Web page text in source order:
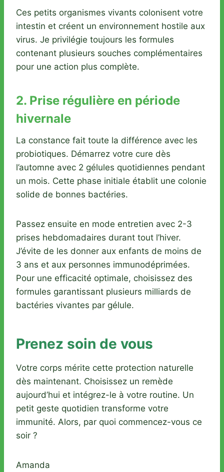
Ces petits organismes vivants colonisent votre
intestin et créent un environnement hostile aux
virus. Je privilégie toujours les formules
contenant plusieurs souches complémentaires
pour une action plus complète.
2. Prise régulière en période
hivernale
La constance fait toute la différence avec les
probiotiques. Démarrez votre cure dès
l’automne avec 2 gélules quotidiennes pendant
un mois. Cette phase initiale établit une colonie
solide de bonnes bactéries.
Passez ensuite en mode entretien avec 2-3
prises hebdomadaires durant tout l’hiver.
J’évite de les donner aux enfants de moins de
3 ans et aux personnes immunodéprimées.
Pour une efficacité optimale, choisissez des
formules garantissant plusieurs milliards de
bactéries vivantes par gélule.
Prenez soin de vous
Votre corps mérite cette protection naturelle
dès maintenant. Choisissez un remède
aujourd’hui et intégrez-le à votre routine. Un
petit geste quotidien transforme votre
immunité. Alors, par quoi commencez-vous ce
soir ?
Amanda